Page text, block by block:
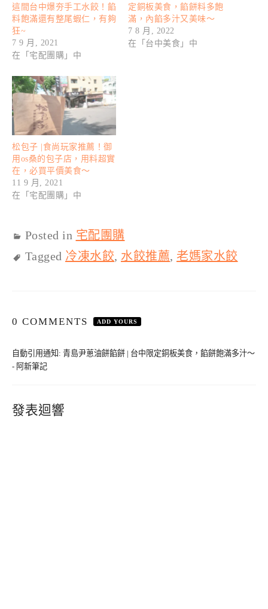
這間台中爆夯手工水餃！餡
料飽滿還有整尾蝦仁，有夠
狂~
7 9 月, 2021
在「宅配團購」中
定銅板美食，餡餅料多飽
滿，內餡多汁又美味～
7 8 月, 2022
在「台中美食」中
松包子 |食尚玩家推薦！御
用os桑的包子店，用料超實
在，必買平價美食～
11 9 月, 2021
在「宅配團購」中
Posted in 宅配團購
Tagged 冷凍水餃, 水餃推薦, 老媽家水餃
0 COMMENTS ADD YOURS
自動引用通知: 青島尹蔥油餅餡餅 | 台中限定銅板美食，餡餅飽滿多汁～
- 阿新筆記
發表迴響